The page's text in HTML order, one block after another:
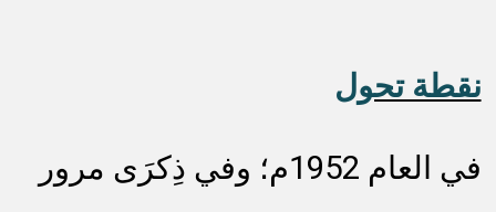
نقطة تحول
في العام 1952م؛ وفي ذِكرَى مرور